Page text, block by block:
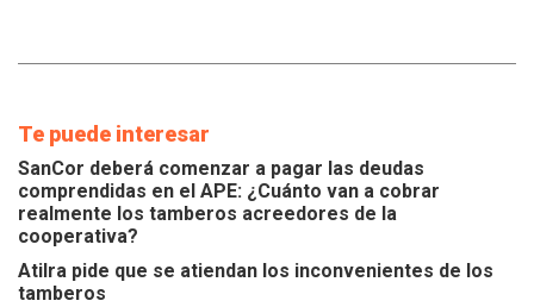
Te puede interesar
SanCor deberá comenzar a pagar las deudas
comprendidas en el APE: ¿Cuánto van a cobrar
realmente los tamberos acreedores de la
cooperativa?
Atilra pide que se atiendan los inconvenientes de los
tamberos